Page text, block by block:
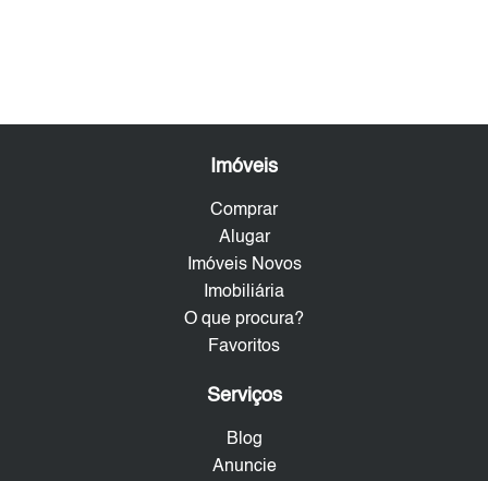
Imóveis
Comprar
Alugar
Imóveis Novos
Imobiliária
O que procura?
Favoritos
Serviços
Blog
Anuncie